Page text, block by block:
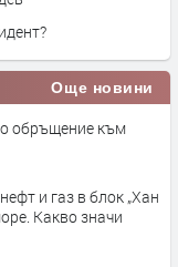
Още новини
обръщение към
и газ в блок „Хан
Какво значи